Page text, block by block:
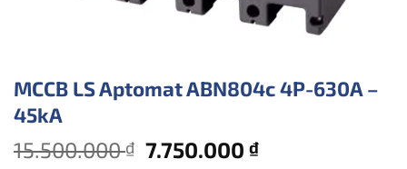
MCCB LS Aptomat ABN804c 4P-630A –
45kA
15.500.000₫ Giá
7.750.000₫Giá